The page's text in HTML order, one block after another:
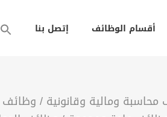
أقسام الوظائف إتصل بنا
ومالية وقانونية / وظائف